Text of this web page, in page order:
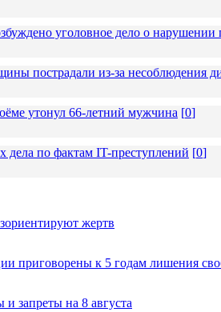
уголовное дело о нарушении
пострадали из-за несоблюдения
утонул 66-летний мужчина [0]
дела по фактам IT-преступлений [0]
жертв
приговорены к 5 годам лишения
запреты на 8 августа